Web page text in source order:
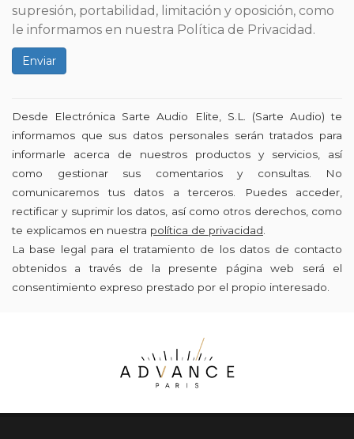
supresión, portabilidad, limitación y oposición, como
le informamos en nuestra Política de Privacidad.
Enviar
Desde Electrónica Sarte Audio Elite, S.L. (Sarte Audio) te
informamos que sus datos personales serán tratados para
informarle acerca de nuestros productos y servicios, así
como gestionar sus comentarios y consultas. No
comunicaremos tus datos a terceros. Puedes acceder,
rectificar y suprimir los datos, así como otros derechos, como
te explicamos en nuestra política de privacidad
La base legal para el tratamiento de los datos de contacto
obtenidos a través de la presente página web será el
consentimiento expreso prestado por el propio interesado.